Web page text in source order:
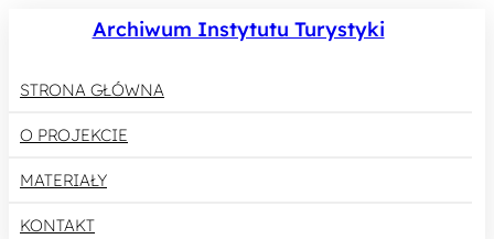
Archiwum Instytutu Turystyki
STRONA GŁÓWNA
O PROJEKCIE
MATERIAŁY
KONTAKT